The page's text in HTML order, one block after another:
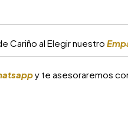
Cariño al Elegir nuestro
y te asesoraremos